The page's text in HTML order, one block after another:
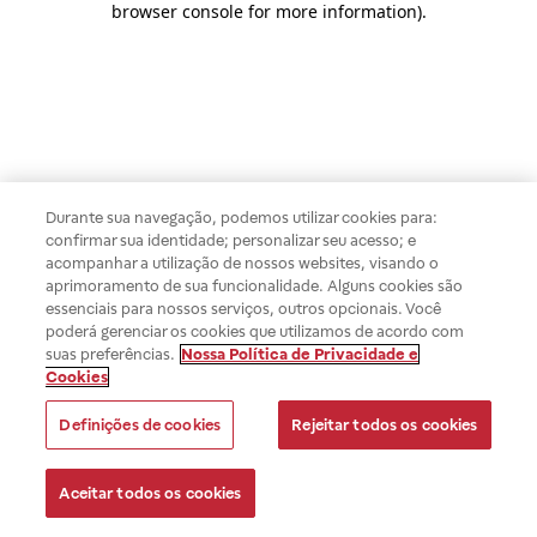
browser console for more information).
Durante sua navegação, podemos utilizar cookies para:
confirmar sua identidade; personalizar seu acesso; e
acompanhar a utilização de nossos websites, visando o
aprimoramento de sua funcionalidade. Alguns cookies são
essenciais para nossos serviços, outros opcionais. Você
poderá gerenciar os cookies que utilizamos de acordo com
suas preferências. Nossa Política de Privacidade e
Cookies
Definições de cookies Rejeitar todos os cookies
Aceitar todos os cookies